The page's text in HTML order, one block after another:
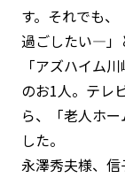
す。それでも
過ごしたい―」
「アズハイム
のお1人。テレ
ら、「老人ホ
した。
永澤秀夫様、